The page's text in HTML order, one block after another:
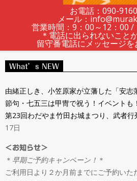
レ
ン
タ
ル
＆
お電話：090-
メール：
営業時間：9：00～12：00 /
＊電話に出られないこと
留守番電話にメッセージを
Navigation
What’s NEW
由緒正しき、小笠原家が立藩した「安志
節句・七五三は甲冑で祝う！イベントも！
第23回わだやま竹田お城まつり、武者行
17日
＜お知らせ＞
＊ 早期ご予約キャンペーン！ ＊
ご利用日より２か月前までにご予約い